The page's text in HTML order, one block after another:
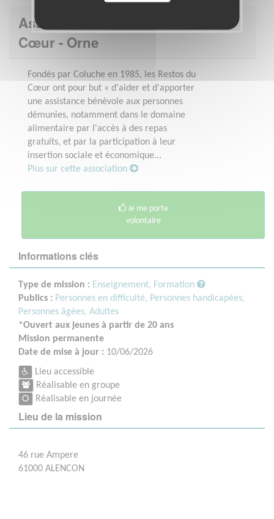
Association : Les Restaurants du
Cœur - Orne
Fondés par Coluche en 1985, les Restos du
Cœur ont pour but « d'aider et d'apporter
une assistance bénévole aux personnes
démunies, notamment dans le domaine
alimentaire par l'accès à des repas
gratuits, et par la participation à leur
insertion sociale et économique...
Plus sur cette association
Je me porte
volontaire
Informations clés
Type de mission : Enseignement, Formation
Publics : Personnes en difficulté, Personnes handicapées,
Personnes âgées, Adultes
*Ouvert aux jeunes à partir de 20 ans
Mission permanente
Date de mise à jour : 10/06/2026
Lieu accessible
Réalisable en groupe
Réalisable en journée
Lieu de la mission
46 rue Ampere
61000 ALENCON